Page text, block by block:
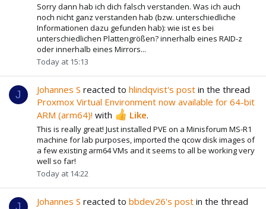
Sorry dann hab ich dich falsch verstanden. Was ich auch
noch nicht ganz verstanden hab (bzw. unterschiedliche
Informationen dazu gefunden hab): wie ist es bei
unterschiedlichen Plattengrößen? innerhalb eines RAID-z
oder innerhalb eines Mirrors...
Today at 15:13
J Johannes S reacted to hlindqvist's post in the thread
Proxmox Virtual Environment now available for 64-bit
ARM (arm64)! with Like.
This is really great! Just installed PVE on a Minisforum MS-R1
machine for lab purposes, imported the qcow disk images of
a few existing arm64 VMs and it seems to all be working very
well so far!
Today at 14:22
J Johannes S reacted to bbdev26's post in the thread